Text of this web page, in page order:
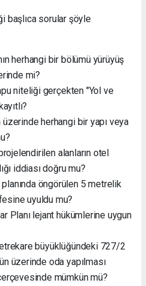
başlıca sorular şöyle
herhangi bir bölümü yürüyüş
mi?
niteliği gerçekten "Yol ve
herhangi bir yapı veya
alanların otel
iddiası doğru mu?
öngörülen 5 metrelik
uyuldu mu?
Planı lejant hükümlerine uygun
büyüklüğündeki 727/2
üzerinde oda yapılması
mümkün mü?